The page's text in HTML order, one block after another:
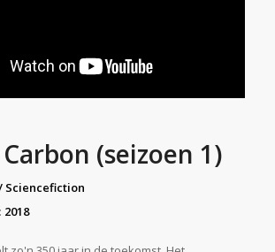
(seizoen 1)
Sciencefiction
2018